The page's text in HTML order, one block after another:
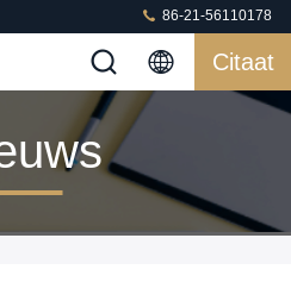
86-21-56110178
Citaat